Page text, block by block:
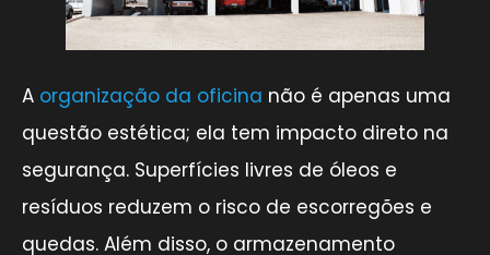
A organização da oficina não é apenas uma
questão estética; ela tem impacto direto na
segurança. Superfícies livres de óleos e
resíduos reduzem o risco de escorregões e
quedas. Além disso, o armazenamento